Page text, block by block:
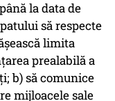
la data de
să respecte
limita
prealabilă a
b) să comunice
mijloacele sale